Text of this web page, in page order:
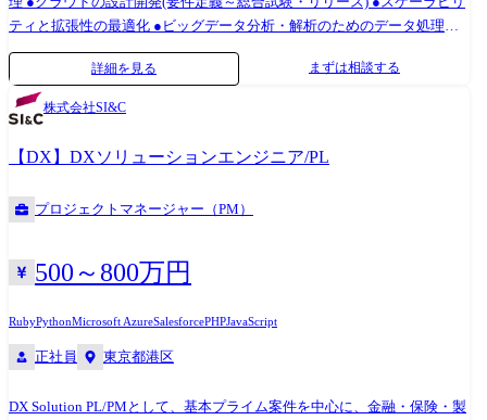
ティと拡張性の最適化 ●ビッグデータ分析・解析のためのデータ処理基
盤の開発や運用 ●要件に合致するセキュリティ認証や高可用性機能の設
計 ●柔軟性やコスト効率の最大化を目指した基盤構築 ●クラウドネイテ
ィブなシステムの導入 ●SaaS/PaaSを活用したデータ分析基盤の設計、構
築 【プロジェクト例】 1.防災減災サービス構築 環境:AWS、GoogleCloud
内容:サーバレスアーキテクチャによるデータ連携基盤構築 範囲:設計～
リリース 2.金融業界向け、社内システム環境構築 環境:Azure 内容:社内シ
ステムのクラウド化移行 工程:企画/設計～リリース/保守 3.小売業向け、
データ基盤構築 環境:AWS 内容:ECサイトのデータ基盤構築 工程:企画/設
務だけでなく、プロジェクト成功に向けての提案や4～5名の業務上の課
題を把握し、解決に向けて施策・実行できる ●プロジェクトマネージャ
クトリーダー ・テックリード ・プロフェッショナル ・プロジェクトマ
詳細を見る まずは相談する
株式会社SI&C
【DX】DXソリューションエンジニア/PL
プロジェクトマネージャー（PM）
500～800万円
RubyPythonMicrosoft AzureSalesforcePHPJavaScript
正社員 東京都港区
DX Solution PL/PMとして、基本プライム案件を中心に、金融・保険・製